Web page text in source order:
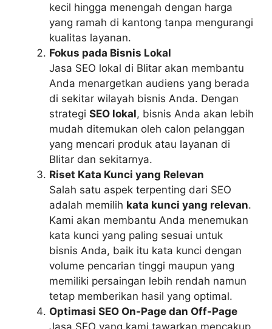
kecil hingga menengah dengan harga
yang ramah di kantong tanpa mengurangi
kualitas layanan.
Fokus pada Bisnis Lokal
Jasa SEO lokal di Blitar akan membantu
Anda menargetkan audiens yang berada
di sekitar wilayah bisnis Anda. Dengan
strategi SEO lokal, bisnis Anda akan lebih
mudah ditemukan oleh calon pelanggan
yang mencari produk atau layanan di
Blitar dan sekitarnya.
Riset Kata Kunci yang Relevan
Salah satu aspek terpenting dari SEO
adalah memilih kata kunci yang relevan.
Kami akan membantu Anda menemukan
kata kunci yang paling sesuai untuk
bisnis Anda, baik itu kata kunci dengan
volume pencarian tinggi maupun yang
memiliki persaingan lebih rendah namun
tetap memberikan hasil yang optimal.
Optimasi SEO On-Page dan Off-Page
Jasa SEO yang kami tawarkan mencakup